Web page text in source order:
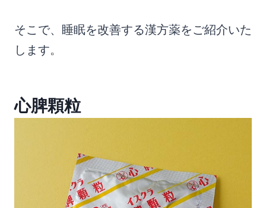
そこで、睡眠を改善する漢方薬をご紹介いた
します。
心脾顆粒